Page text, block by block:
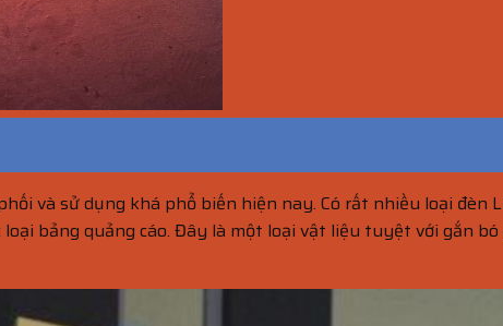
và sử dụng khá phổ biến hiện nay. Có rất nhiều loại
bảng quảng cáo. Đây là một loại vật liệu tuyệt với gắn